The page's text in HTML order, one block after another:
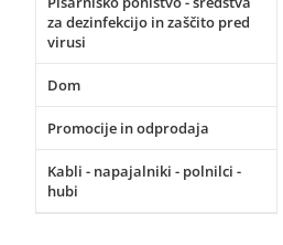
za dezinfekcijo in zaščito pred
virusi
Dom
Promocije in odprodaja
Kabli - napajalniki - polnilci -
hubi